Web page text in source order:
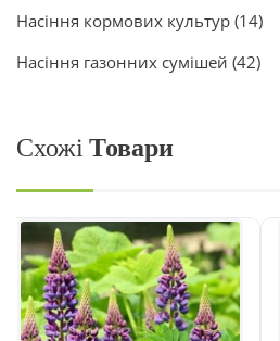
Насіння кормових культур (14)
Насіння газонних сумішей (42)
Схожі Товари